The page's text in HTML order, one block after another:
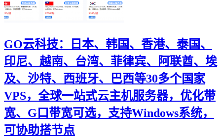
GO云科技：日本、韩国、香港、泰国、
印尼、越南、台湾、菲律宾、阿联酋、埃
及、沙特、西班牙、巴西等30多个国家
VPS，全球一站式云主机服务器，优化带
宽、G口带宽可选，支持Windows系统，
可协助搭节点